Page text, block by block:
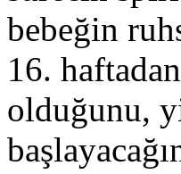
bebeğin
16.
olduğunu,